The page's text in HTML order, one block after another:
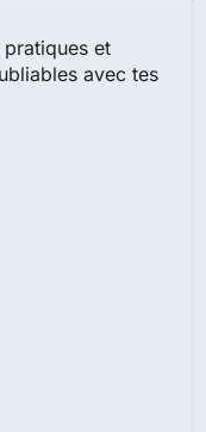
et
avec tes